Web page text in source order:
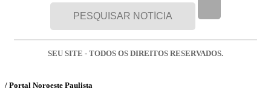
SEU SITE - TODOS OS DIREITOS RESERVADOS.
/ Portal Noroeste Paulista